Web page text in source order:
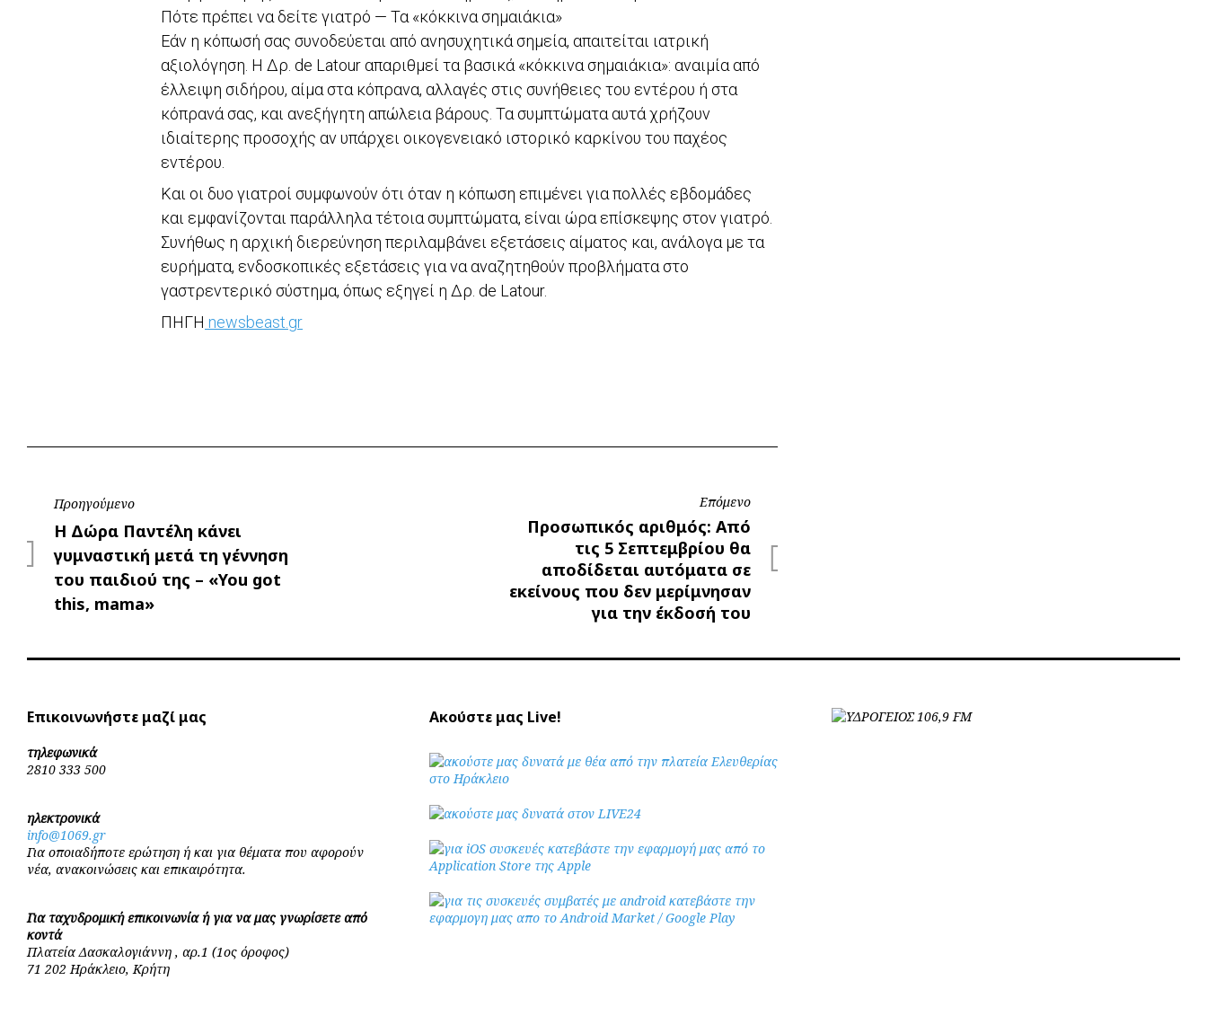
Πότε πρέπει να δείτε γιατρό — Τα «κόκκινα σημαιάκια»
Εάν η κόπωσή σας συνοδεύεται από ανησυχητικά σημεία, απαιτείται ιατρική
αξιολόγηση. Η Δρ. de Latour απαριθμεί τα βασικά «κόκκινα σημαιάκια»: αναιμία από
έλλειψη σιδήρου, αίμα στα κόπρανα, αλλαγές στις συνήθειες του εντέρου ή στα
κόπρανά σας, και ανεξήγητη απώλεια βάρους. Τα συμπτώματα αυτά χρήζουν
ιδιαίτερης προσοχής αν υπάρχει οικογενειακό ιστορικό καρκίνου του παχέος
εντέρου.
Και οι δυο γιατροί συμφωνούν ότι όταν η κόπωση επιμένει για πολλές εβδομάδες
και εμφανίζονται παράλληλα τέτοια συμπτώματα, είναι ώρα επίσκεψης στον γιατρό.
Συνήθως η αρχική διερεύνηση περιλαμβάνει εξετάσεις αίματος και, ανάλογα με τα
ευρήματα, ενδοσκοπικές εξετάσεις για να αναζητηθούν προβλήματα στο
γαστρεντερικό σύστημα, όπως εξηγεί η Δρ. de Latour.
ΠΗΓΗ newsbeast.gr
Πλοήγηση
άρθρων
Προηγούμενο
Προηγούμενο
Η Δώρα Παντέλη κάνει
γυμναστική μετά τη γέννηση
του παιδιού της – «You got
this, mama»
Επόμενο
Επόμενο
Προσωπικός αριθμός: Από
τις 5 Σεπτεμβρίου θα
αποδίδεται αυτόματα σε
εκείνους που δεν μερίμνησαν
για την έκδοσή του
Επικοινωνήστε μαζί μας
τηλεφωνικά
2810 333 500
ηλεκτρονικά
info@1069.gr
Για οποιαδήποτε ερώτηση ή και για θέματα που αφορούν
νέα, ανακοινώσεις και επικαιρότητα.
Για ταχυδρομική επικοινωνία ή για να μας γνωρίσετε από
κοντά
Πλατεία Δασκαλογιάννη , αρ.1 (1ος όροφος)
71 202 Ηράκλειο, Κρήτη
Ακούστε μας Live!